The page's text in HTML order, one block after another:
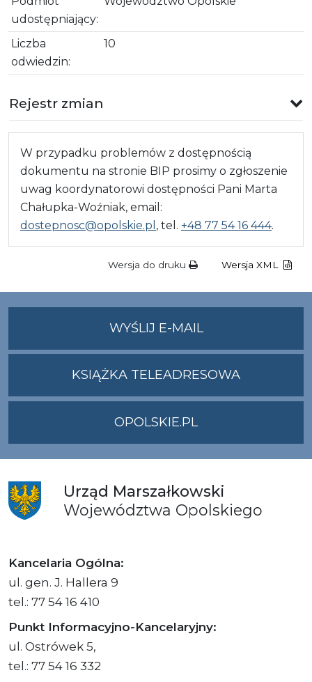
udostępniający:
Liczba
odwiedzin:
10
Rejestr zmian
W przypadku problemów z dostępnością
dokumentu na stronie BIP prosimy o zgłoszenie
uwag koordynatorowi dostępności Pani Marta
Chałupka-Woźniak, email:
dostepnosc@opolskie.pl , tel. +48 77 54 16 444.
Wersja do druku Wersja XML
WYŚLIJ E-MAILNA
ADRES
KSIĄŻKA TELEADRESOWA
OPOLSKIE.PL
Urząd Marszałkowski
Województwa Opolskiego
Kancelaria Ogólna:
ul. gen. J. Hallera 9
tel.: 77 54 16 410
Punkt Informacyjno-Kancelaryjny:
ul. Ostrówek 5,
tel.: 77 54 16 332